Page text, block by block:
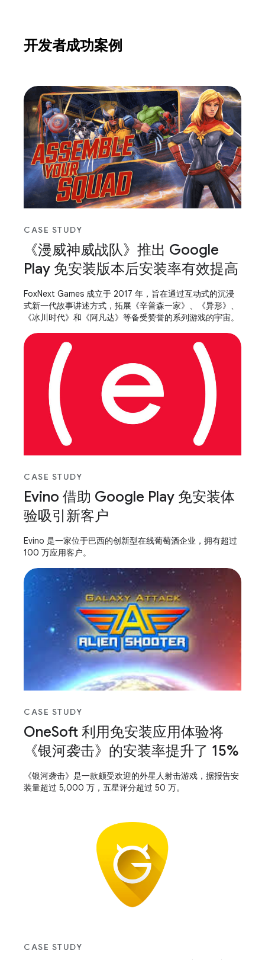
开发者成功案例
CASE STUDY
《漫威神威战队》推出 Google
Play 免安装版本后安装率有效提高
FoxNext Games 成立于 2017 年，旨在通过互动式的沉浸
式新一代故事讲述方式，拓展《辛普森一家》、《异形》、
《冰川时代》和《阿凡达》等备受赞誉的系列游戏的宇宙。
CASE STUDY
Evino 借助 Google Play 免安装体
验吸引新客户
Evino 是一家位于巴西的创新型在线葡萄酒企业，拥有超过
100 万应用客户。
CASE STUDY
OneSoft 利用免安装应用体验将
《银河袭击》的安装率提升了 15%
《银河袭击》是一款颇受欢迎的外星人射击游戏，据报告安
装量超过 5,000 万，五星评分超过 50 万。
CASE STUDY